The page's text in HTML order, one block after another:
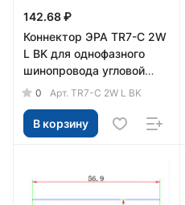
142.68 ₽
Коннектор ЭРА TR7-C 2W
L BK для однофазного
шинопровода угловой
черный
0 Арт. TR7-C 2W L BK
В корзину